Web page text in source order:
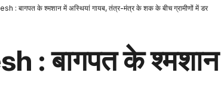
: बागपत के श्मशान में अस्थियां गायब, तंत्र-मंत्र के शक के बीच ग्रामीणों में डर
: बागपत के